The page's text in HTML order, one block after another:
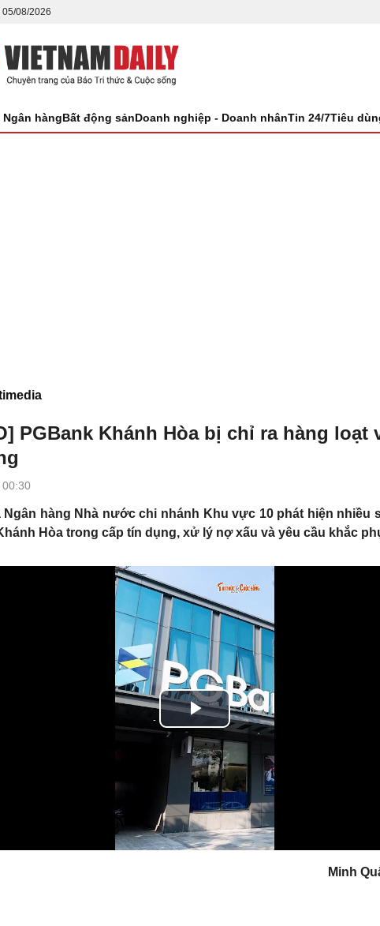
08/2026
hàngBất động sảnDoanh nghiệp - Doanh nhânTin 24/7Tiêu
PGBank Khánh Hòa bị chỉ ra hàng loạt
00:30
Ngân hàng Nhà nước chi nhánh Khu vực 10 phát hiện nhiều
Hòa trong cấp tín dụng, xử lý nợ xấu và yêu cầu khắc
Play
Video
Minh